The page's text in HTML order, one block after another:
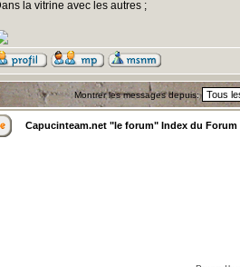
la vitrine avec les autres ;
Montrer les messages depuis:
Capucinteam.net "le forum" Index du Forum